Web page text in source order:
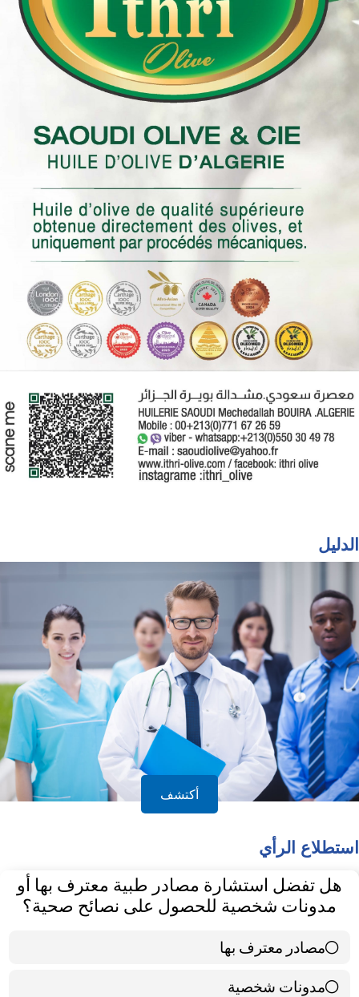
الدليل
أكتشف
استطلاع الرأي
هل تفضل استشارة مصادر طبية معترف بها أو
مدونات شخصية للحصول على نصائح صحية؟
مصادر معترف بها
39 ( 65 % )
مدونات شخصية
21 ( 35 % )